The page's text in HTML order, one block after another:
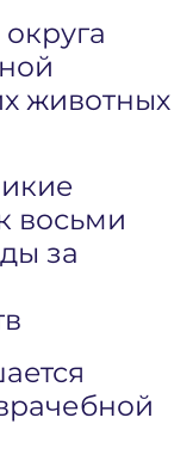
животных
восьми
за